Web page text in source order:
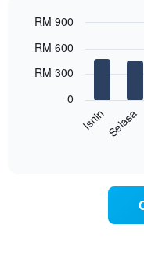
memaparkan
bulan.
Carta
mempunyai
chart
graphic.
IsninSelasa
0
RM 300
RM 600
RM 900